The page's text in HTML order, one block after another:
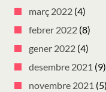
març 2022 (4)
febrer 2022 (8)
gener 2022 (4)
desembre 2021 (9)
novembre 2021 (5)